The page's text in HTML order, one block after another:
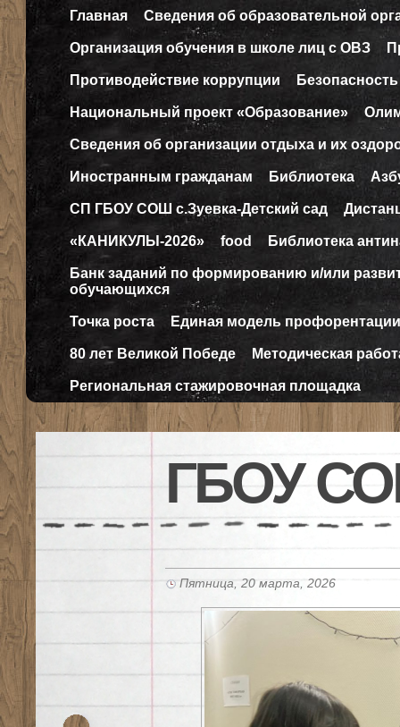
Главная Сведения об образовательной
Организация обучения в школе лиц с ОВЗ
Противодействие коррупции Безопасность
Национальный проект «Образование»
Сведения об организации отдыха и их
Иностранным гражданам Библиотека
СП ГБОУ СОШ с.Зуевка-Детский сад
«КАНИКУЛЫ-2026» food Библиотека
Банк заданий по формированию и/или
обучающихся
Точка роста Единая модель профорентации
80 лет Великой Победе Методическая
Региональная стажировочная площадка
ГБОУ
Пятница, 20 марта, 2026